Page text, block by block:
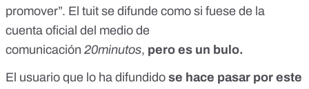
promover”. El tuit se difunde como si fuese de la
cuenta oficial del medio de
comunicación 20minutos, pero es un bulo.
El usuario que lo ha difundido se hace pasar por este